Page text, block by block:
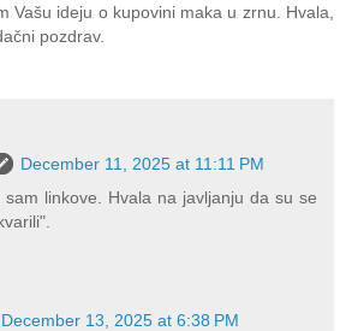
Vašu ideju o kupovini maka u zrnu. Hvala,
pozdrav.
December 11, 2025 at 11:11 PM
sam linkove. Hvala na javljanju da su se
December 13, 2025 at 6:38 PM